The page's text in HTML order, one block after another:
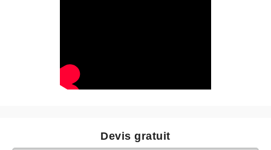
Devis gratuit